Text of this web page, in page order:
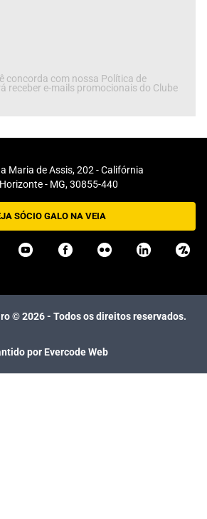
concorda com nossa Política de
receber e-mails promocionais do Clube
Maria de Assis, 202 - Califórnia
- MG, 30855-440
SÓCIO GALO NA VEIA
©2026- Todos os direitos reservados.
por Evercode Web